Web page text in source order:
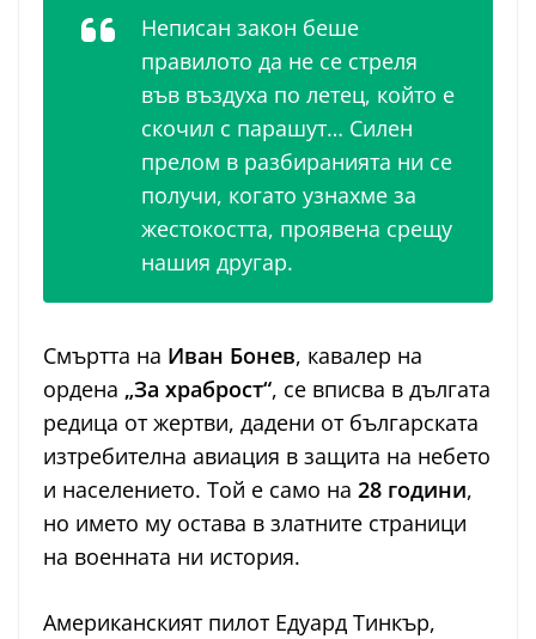
Неписан закон беше
правилото да не се стреля
във въздуха по летец, който е
скочил с парашут… Силен
прелом в разбиранията ни се
получи, когато узнахме за
жестокостта, проявена срещу
нашия другар.
Смъртта на Иван Бонев, кавалер на
ордена „За храброст“, се вписва в дългата
редица от жертви, дадени от българската
изтребителна авиация в защита на небето
и населението. Той е само на 28 години,
но името му остава в златните страници
на военната ни история.
Американският пилот Едуард Тинкър,